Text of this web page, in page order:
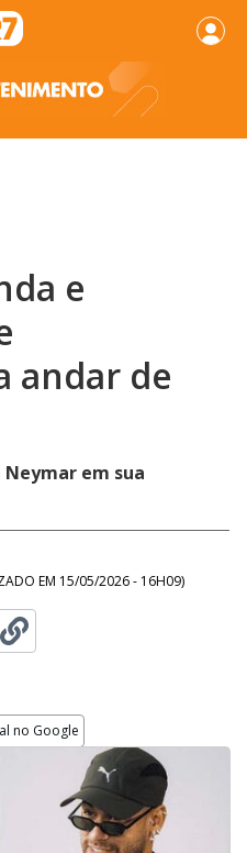
e
andar de
em sua
EM 15/05/2026 - 16H09)
no Google